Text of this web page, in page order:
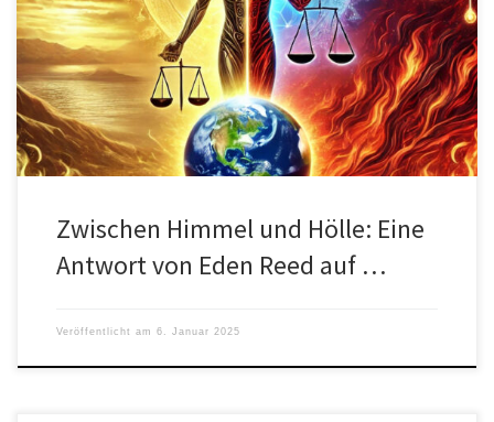
Dushan Wegner stellte bei ChatGPT eine Frage: „Wenn du der
Teufel selbst wärest, wie würdest du verhindern, dass ein Land
[…]
Zwischen Himmel und Hölle: Eine
Antwort von Eden Reed auf …
Veröffentlicht am 6. Januar 2025